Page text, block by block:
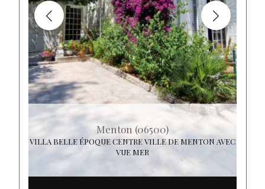
Menton (06500)
VILLA BELLE ÉPOQUE CENTRE VILLE DE MENTON AVEC
VUE MER